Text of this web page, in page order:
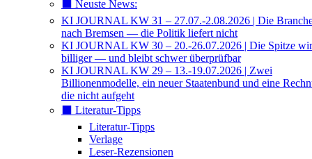
⬛️ Neuste News:
KI JOURNAL KW 31 – 27.07.-2.08.2026 | Die
nach Bremsen — die Politik liefert nicht
KI JOURNAL KW 30 – 20.-26.07.2026 | Die Spitze
billiger — und bleibt schwer überprüfbar
KI JOURNAL KW 29 – 13.-19.07.2026 | Zwei
Billionenmodelle, ein neuer Staatenbund und eine
die nicht aufgeht
⬛️ Literatur-Tipps
Literatur-Tipps
Verlage
Leser-Rezensionen